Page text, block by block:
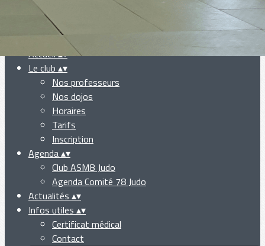
Accueil▴▾
Le club ▴▾
Nos professeurs
Nos dojos
Horaires
Tarifs
Inscription
Agenda▴▾
Club ASMB Judo
Agenda Comité 78 Judo
Actualités ▴▾
Infos utiles ▴▾
Certificat médical
Contact